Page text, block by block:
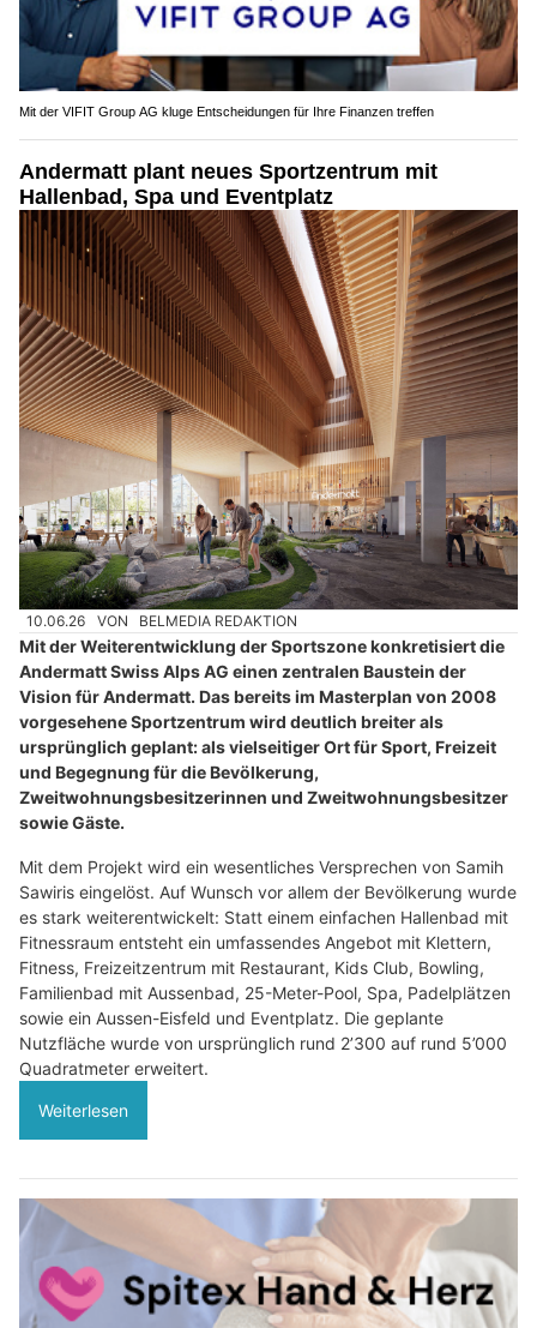
Mit der VIFIT Group AG kluge Entscheidungen für Ihre Finanzen treffen
Andermatt plant neues Sportzentrum mit
Hallenbad, Spa und Eventplatz
10.06.26 VON BELMEDIA REDAKTION
Mit der Weiterentwicklung der Sportszone konkretisiert die
Andermatt Swiss Alps AG einen zentralen Baustein der
Vision für Andermatt. Das bereits im Masterplan von 2008
vorgesehene Sportzentrum wird deutlich breiter als
ursprünglich geplant: als vielseitiger Ort für Sport, Freizeit
und Begegnung für die Bevölkerung,
Zweitwohnungsbesitzerinnen und Zweitwohnungsbesitzer
sowie Gäste.
Mit dem Projekt wird ein wesentliches Versprechen von Samih
Sawiris eingelöst. Auf Wunsch vor allem der Bevölkerung wurde
es stark weiterentwickelt: Statt einem einfachen Hallenbad mit
Fitnessraum entsteht ein umfassendes Angebot mit Klettern,
Fitness, Freizeitzentrum mit Restaurant, Kids Club, Bowling,
Familienbad mit Aussenbad, 25-Meter-Pool, Spa, Padelplätzen
sowie ein Aussen-Eisfeld und Eventplatz. Die geplante
Nutzfläche wurde von ursprünglich rund 2’300 auf rund 5’000
Quadratmeter erweitert.
Weiterlesen